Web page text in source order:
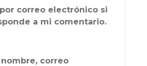
correo electrónico si
a mi comentario.
correo